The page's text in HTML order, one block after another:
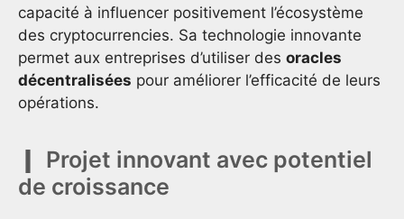
capacité à influencer positivement l’écosystème
des cryptocurrencies. Sa technologie innovante
permet aux entreprises d’utiliser des oracles
décentralisées pour améliorer l’efficacité de leurs
opérations.
Projet innovant avec potentiel
de croissance